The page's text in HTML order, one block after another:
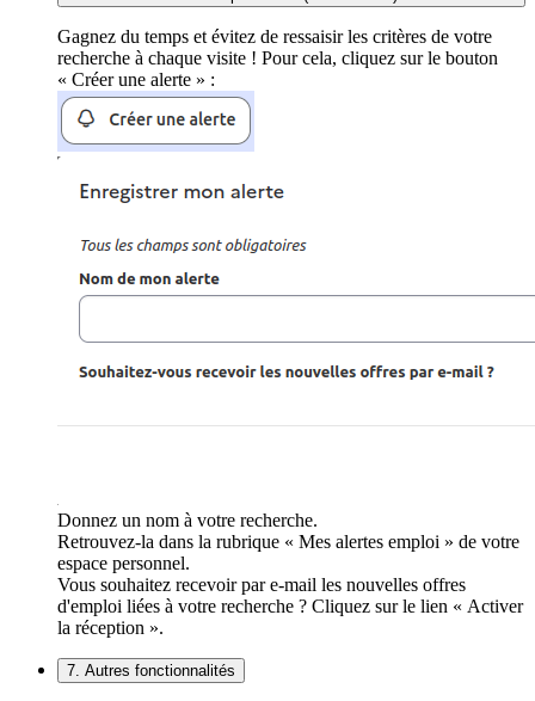
Gagnez du temps et évitez de ressaisir les critères de votre
recherche à chaque visite ! Pour cela, cliquez sur le bouton
« Créer une alerte » :
Donnez un nom à votre recherche.
Retrouvez-la dans la rubrique « Mes alertes emploi » de votre
espace personnel.
Vous souhaitez recevoir par e-mail les nouvelles offres
d'emploi liées à votre recherche ? Cliquez sur le lien « Activer
la réception ».
7. Autres fonctionnalités